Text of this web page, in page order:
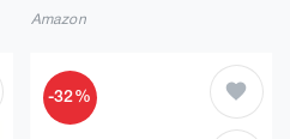
Amazon
-32%